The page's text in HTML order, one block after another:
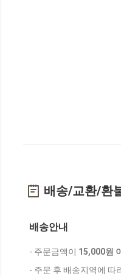
배송/교환/환
배송안내
- 주문금액이 15,000원
- 주문 후 배송지역에 따